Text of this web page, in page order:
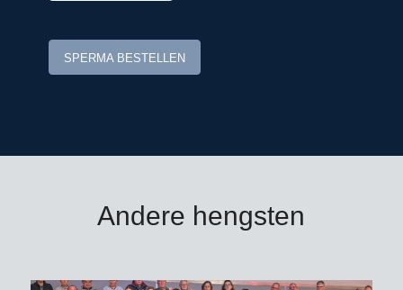
SPERMA BESTELLEN
Andere hengsten